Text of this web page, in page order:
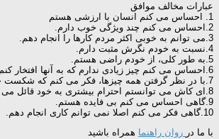
عبارات مخالف موافق
1. احساس می کنم انسان با ارزشی هستم
2.احساس می کنم چند ویژگی خوب دارم.
3.می توانم به خوبی اکثر مردم کارها را انجام دهم.
4.نسبت به خودم نگرش مثبت دارم.
5.به طور کلی، از خودم راضی هستم.
6.احساس می کنم چیز زیادی ندارم که به آنها افتخار کنم.
7.با در نظر گرفتن همه چیزها، فکر می کنم که شکست خورده ام.
8.ای کاش می توانستم احترام بیشتری به خود قائل می شدم.
9.گاهی احساس می کنم بی فایده هستم.
10.گاهی فکر می کنم اصلا نمی توانم کاری انجام دهم.
با ما در روان راهنما همراه باشید